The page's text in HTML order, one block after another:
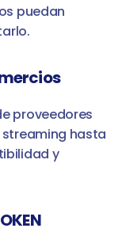
puedan
proveedores
hasta
y